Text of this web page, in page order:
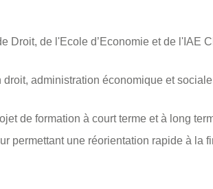
Droit, de l'Ecole d’Economie et de l'IAE
administration économique et
de formation à court terme et à long
permettant une réorientation rapide à la